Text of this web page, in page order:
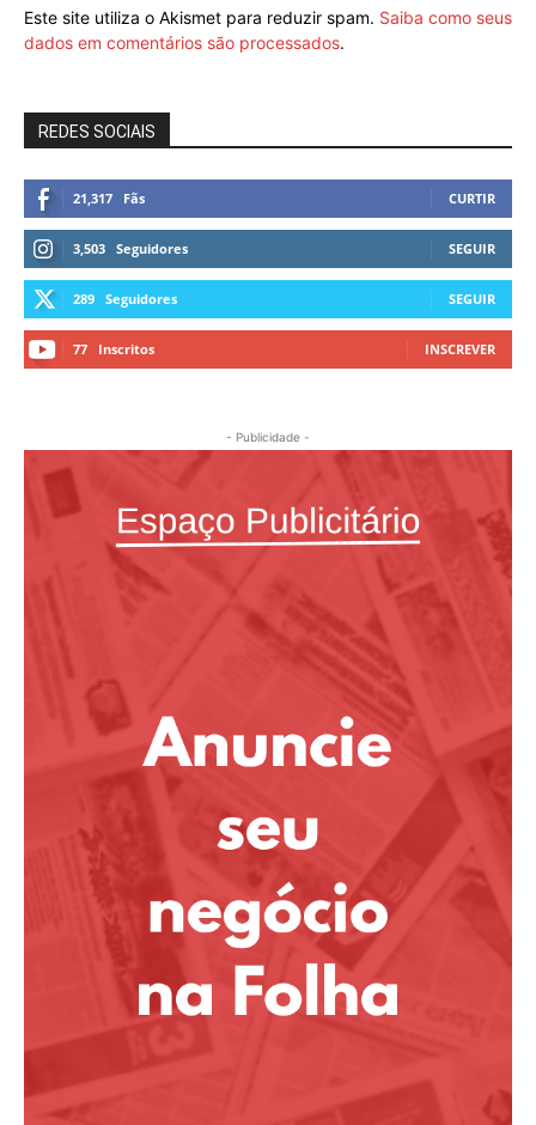
Este site utiliza o Akismet para reduzir spam. Saiba como seus
dados em comentários são processados.
REDES SOCIAIS
21,317 Fãs CURTIR
3,503 Seguidores SEGUIR
289 Seguidores SEGUIR
77 Inscritos INSCREVER
- Publicidade -